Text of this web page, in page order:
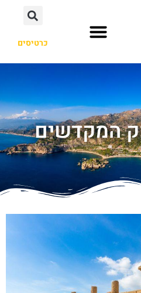
כרטיסים
המקדשים